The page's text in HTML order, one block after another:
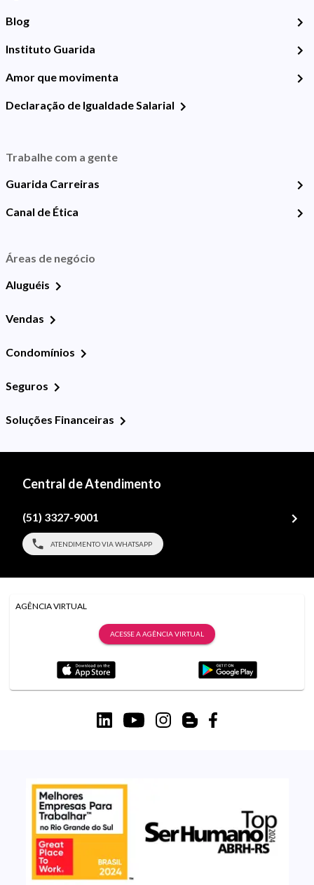
Blog
Instituto Guarida
Amor que movimenta
Declaração de Igualdade Salarial
Trabalhe com a gente
Guarida Carreiras
Canal de Ética
Áreas de negócio
Aluguéis
Vendas
Condomínios
Seguros
Soluções Financeiras
Central de Atendimento
(51) 3327-9001
ATENDIMENTO VIA WHATSAPP
AGÊNCIA VIRTUAL
ACESSE A AGÊNCIA VIRTUAL